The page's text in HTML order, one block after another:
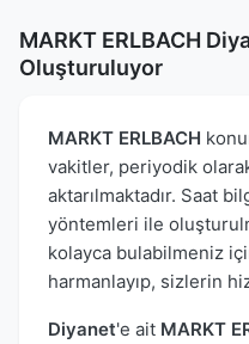
MARKT ERLBACH
Oluşturuluyor
MARKT ERLBACH
vakitler, periyodik
aktarılmaktadır. Saat
yöntemleri ile
kolayca bulabilmeniz
harmanlayıp, sizlerin
Diyanet'e ait MARKT